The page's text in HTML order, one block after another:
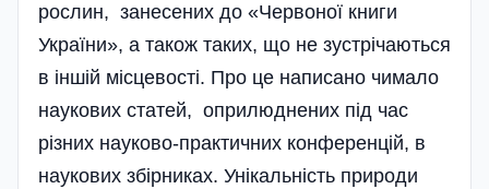
рослин, занесених до «Червоної книги
України», а також таких, що не зустрічаються
в іншій місцевості. Про це написано чимало
наукових статей, оприлюднених під час
різних науково-практичних конференцій, в
наукових збірниках. Унікальність природи